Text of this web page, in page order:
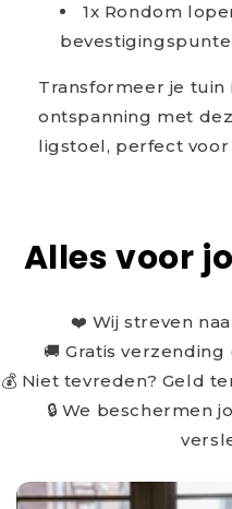
1x Rondom
Transformeer je tuin
ontspanning met
ligstoel, perfect
Alles voor
❤️ Wij streven
🚚 Gratis verzending
💰 Niet tevreden? Geld
🔒 We beschermen